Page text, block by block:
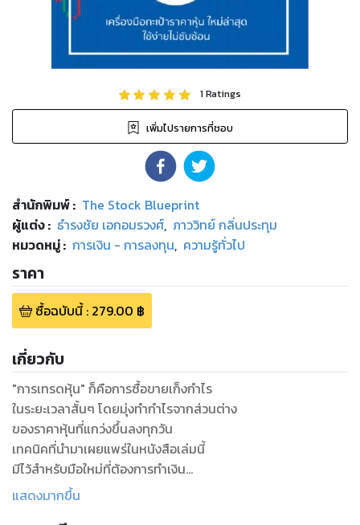
1Ratings
เพิ่มไปรายการที่ชอบ
สำนักพิมพ์: The Stock Blueprint
ผู้แต่ง : ธำรงชัย เอกอมรวงศ์, ภาววิทย์ กลิ่นประทุม
หมวดหมู่: การเงิน - การลงทุน, ความรู้ทั่วไป
ราคา
ซื้อฉบับนี้: 279.00 ฿
เกี่ยวกับ
"การเทรดหุ้น" ก็คือการซื้อขายเก็งกำไร
ในระยะเวลาสั้นๆ โดยมุ่งทำกำไรจากส่วนต่าง
ของราคาหุ้นที่แกว่งขึ้นลงทุกวัน
เทคนิคที่นำมาเผยแพร่ในหนังสือเล่มนี้
มีไว้สำหรับมือใหม่ที่ต้องการทำเงิน
จากตลาดหุ้นทันที
แสดงมากขึ้น